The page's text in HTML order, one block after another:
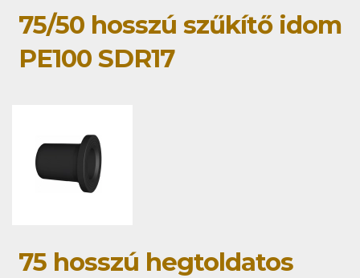
75/50 hosszú szűkítő idom
PE100 SDR17
75 hosszú hegtoldatos